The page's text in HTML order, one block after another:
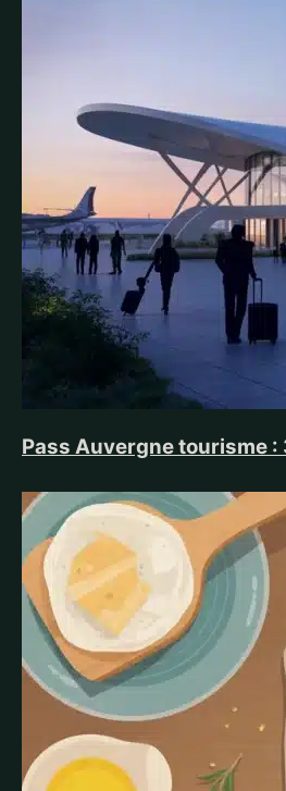
Pass Auvergne tourisme :